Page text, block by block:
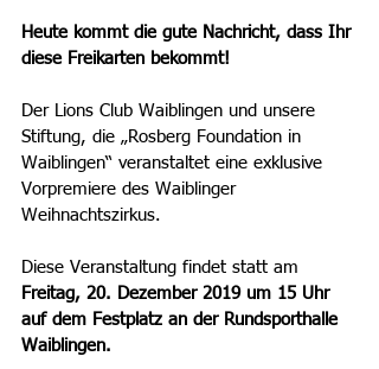
Heute kommt die gute Nachricht, dass Ihr
diese Freikarten bekommt!
Der Lions Club Waiblingen und unsere
Stiftung, die „Rosberg Foundation in
Waiblingen“ veranstaltet eine exklusive
Vorpremiere des Waiblinger
Weihnachtszirkus.
Diese Veranstaltung findet statt am
Freitag, 20. Dezember 2019 um 15 Uhr
auf dem Festplatz an der Rundsporthalle
Waiblingen.